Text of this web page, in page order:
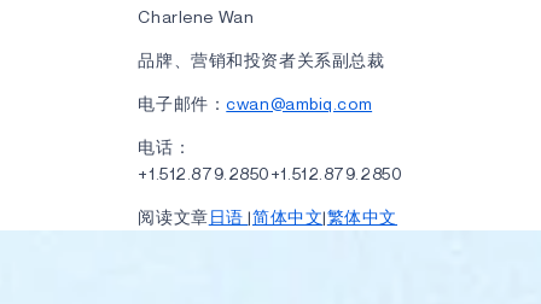
Charlene Wan
品牌、营销和投资者关系副总裁
电子邮件：cwan@ambiq.com
电话：
+1.512.879.2850+1.512.879.2850
阅读文章日语|简体中文|繁体中文